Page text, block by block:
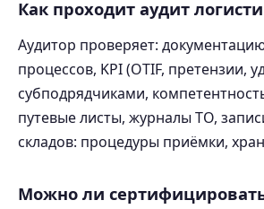
Как проходит аудит
Аудитор проверяет:
процессов, KPI (OTIF, претензии,
субподрядчиками,
путевые листы, журналы ТО,
складов: процедуры приёмки,
Можно ли